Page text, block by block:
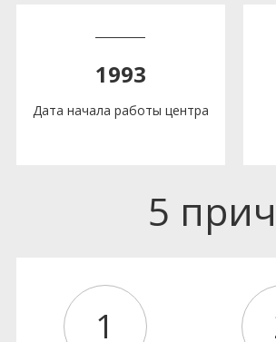
1993
Дата начала работы центра
5
1